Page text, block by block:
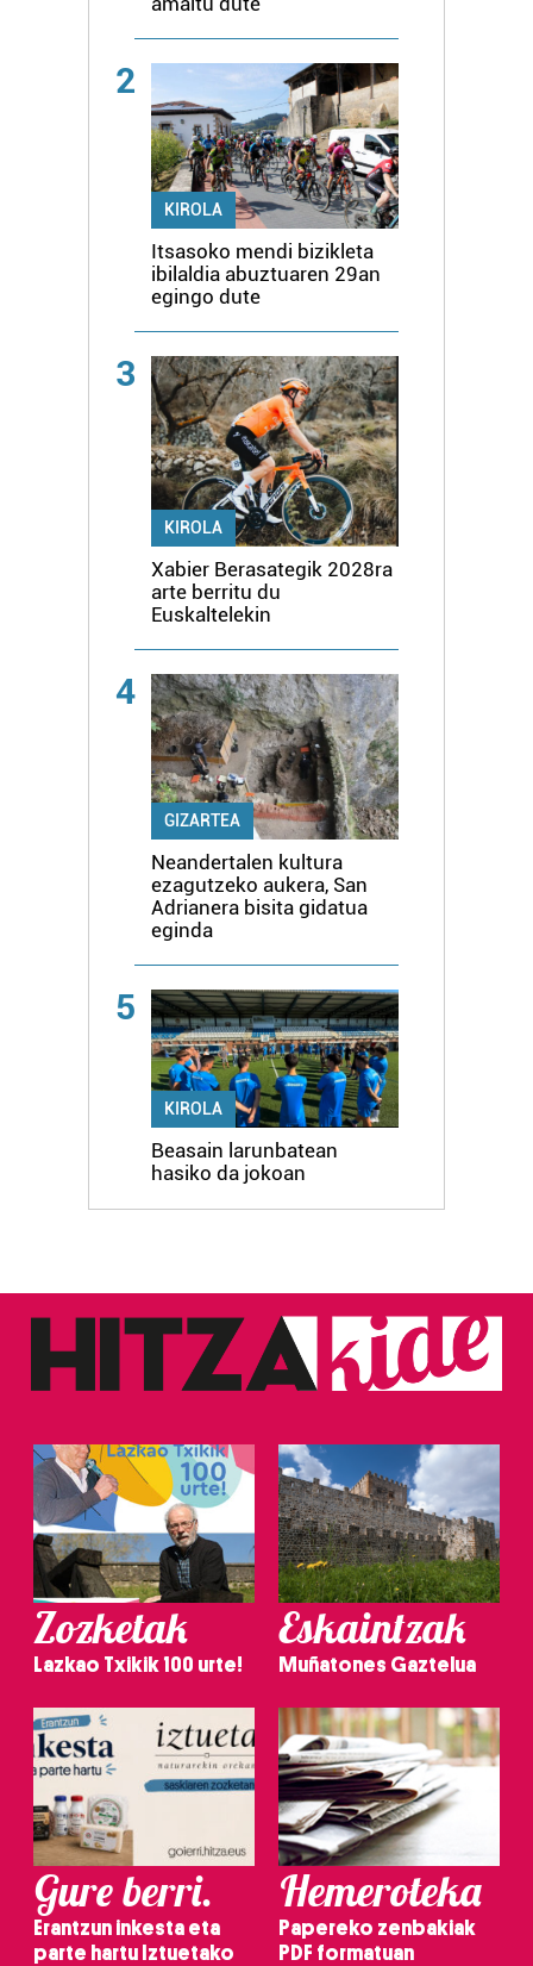
2
KIROLA
Itsasoko mendi bizikleta
ibilaldia abuztuaren 29an
egingo dute
3
KIROLA
Xabier Berasategik 2028ra
arte berritu du
Euskaltelekin
4
GIZARTEA
Neandertalen kultura
ezagutzeko aukera, San
Adrianera bisita gidatua
eginda
5
KIROLA
Beasain larunbatean
hasiko da jokoan
Zozketak
Lazkao Txikik 100 urte!
Eskaintzak
Muñatones Gaztelua
Gure berri.
Erantzun inkesta eta
parte hartu Iztuetako
Hemeroteka
Papereko zenbakiak
PDF formatuan